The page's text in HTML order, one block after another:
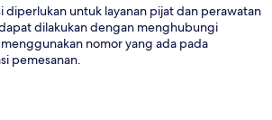
diperlukan untuk layanan pijat dan perawatan
dilakukan dengan menghubungi
nomor yang ada pada
pemesanan.